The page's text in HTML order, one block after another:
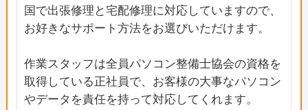
国で出張修理と宅配修理に対応していますので、
お好きなサポート方法をお選びいただけます。
作業スタッフは全員パソコン整備士協会の資格を
取得している正社員で、お客様の大事なパソコン
やデータを責任を持って対応してくれます。